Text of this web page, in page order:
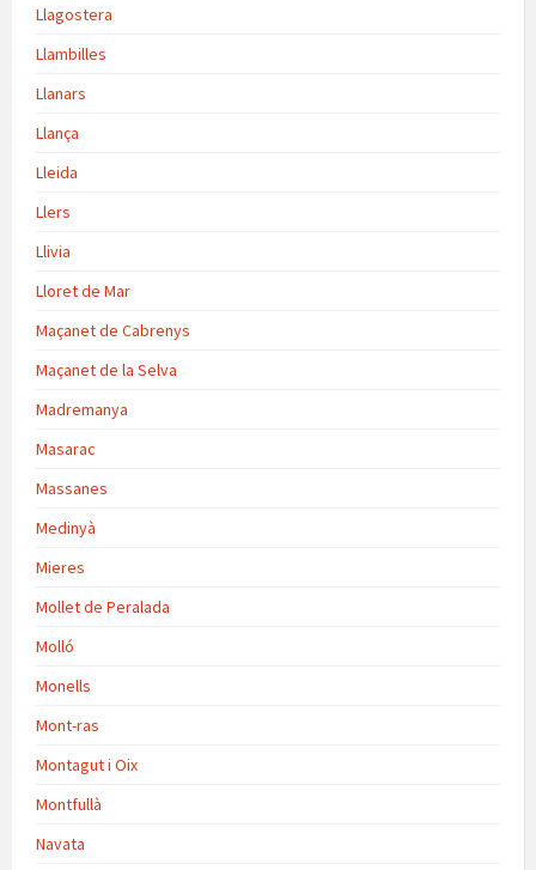
Llagostera
Llambilles
Llanars
Llança
Lleida
Llers
Llivia
Lloret de Mar
Maçanet de Cabrenys
Maçanet de la Selva
Madremanya
Masarac
Massanes
Medinyà
Mieres
Mollet de Peralada
Molló
Monells
Mont-ras
Montagut i Oix
Montfullà
Navata